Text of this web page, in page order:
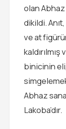
olan
dikildi.
ve at
binicinin
Abhaz
Lakoba’dır.